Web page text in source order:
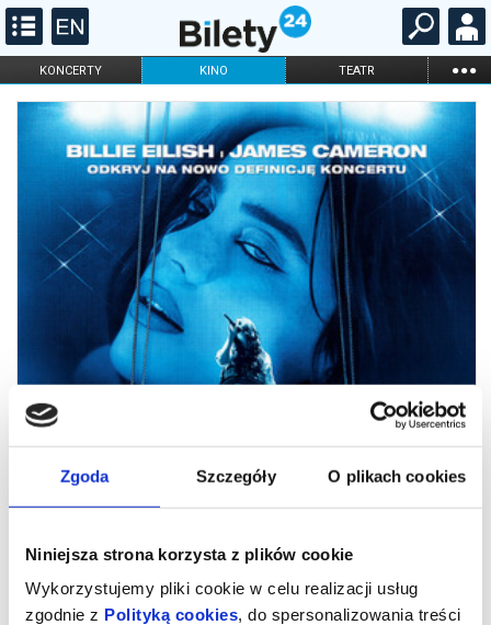
Zgoda Szczegóły O plikach cookies
Niniejsza strona korzysta z plików cookie
Wykorzystujemy pliki cookie w celu realizacji usług
zgodnie z Polityką cookies, do spersonalizowania treści
KONCERTY KINO TEATR ...
FILHARMONIA OPERA I BALET
STAND-UP
DLA DZIECI
ONLINE KARNETY